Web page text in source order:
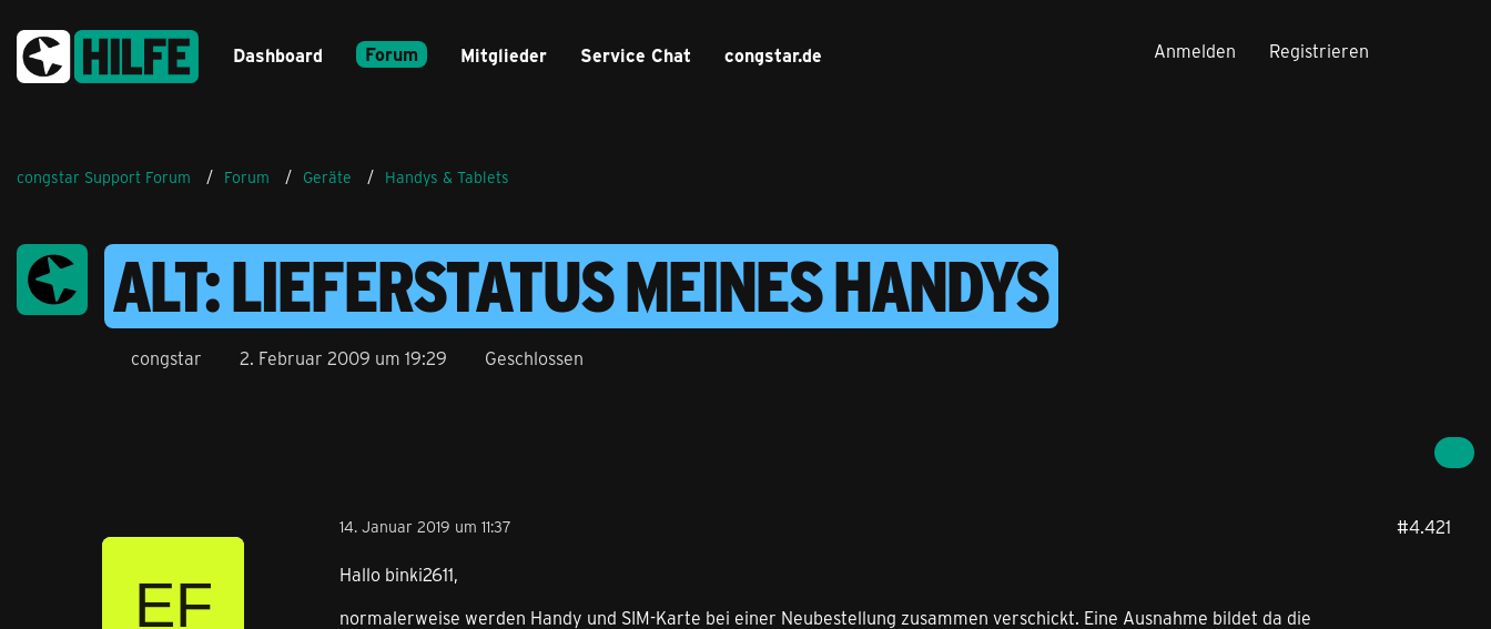
Dashboard Forum Mitglieder Service Chat congstar.de Anmelden Registrieren
congstar Support Forum Forum Geräte Handys & Tablets
ALT: LIEFERSTATUS MEINES HANDYS
congstar 2. Februar 2009 um 19:29 Geschlossen
14. Januar 2019 um 11:37 #4.421
Hallo binki2611,
normalerweise werden Handy und SIM-Karte bei einer Neubestellung zusammen verschickt. Eine Ausnahme bildet da die